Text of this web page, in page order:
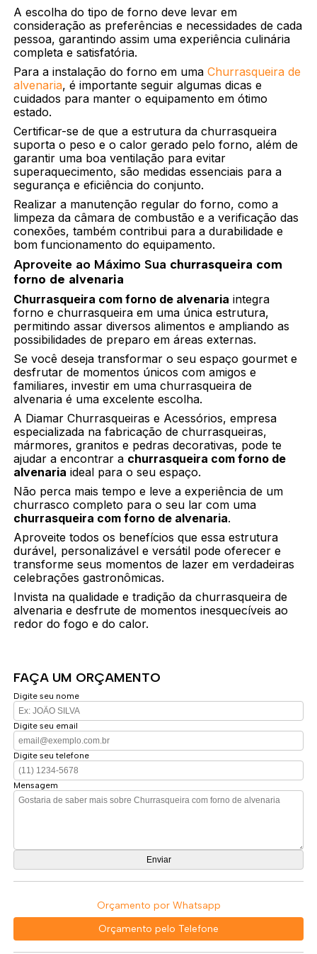
A escolha do tipo de forno deve levar em
consideração as preferências e necessidades de cada
pessoa, garantindo assim uma experiência culinária
completa e satisfatória.
Para a instalação do forno em umaChurrasqueira de
alvenaria, é importante seguir algumas dicas e
cuidados para manter o equipamento em ótimo
estado.
Certificar-se de que a estrutura da churrasqueira
suporta o peso e o calor gerado pelo forno, além de
garantir uma boa ventilação para evitar
superaquecimento, são medidas essenciais para a
segurança e eficiência do conjunto.
Realizar a manutenção regular do forno, como a
limpeza da câmara de combustão e a verificação das
conexões, também contribui para a durabilidade e
bom funcionamento do equipamento.
Aproveite ao Máximo Sua churrasqueira com
forno de alvenaria
Churrasqueira com forno de alvenaria integra
forno e churrasqueira em uma única estrutura,
permitindo assar diversos alimentos e ampliando as
possibilidades de preparo em áreas externas.
Se você deseja transformar o seu espaço gourmet e
desfrutar de momentos únicos com amigos e
familiares, investir em uma churrasqueira de
alvenaria é uma excelente escolha.
A Diamar Churrasqueiras e Acessórios, empresa
especializada na fabricação de churrasqueiras,
mármores, granitos e pedras decorativas, pode te
ajudar a encontrar a churrasqueira com forno de
alvenaria ideal para o seu espaço.
Não perca mais tempo e leve a experiência de um
churrasco completo para o seu lar com uma
churrasqueira com forno de alvenaria.
Aproveite todos os benefícios que essa estrutura
durável, personalizável e versátil pode oferecer e
transforme seus momentos de lazer em verdadeiras
celebrações gastronômicas.
Invista na qualidade e tradição da churrasqueira de
alvenaria e desfrute de momentos inesquecíveis ao
redor do fogo e do calor.
FAÇA UM ORÇAMENTO
Digite seu nome
Digite seu email
Digite seu telefone
Mensagem
Orçamento por Whatsapp
Orçamento pelo Telefone